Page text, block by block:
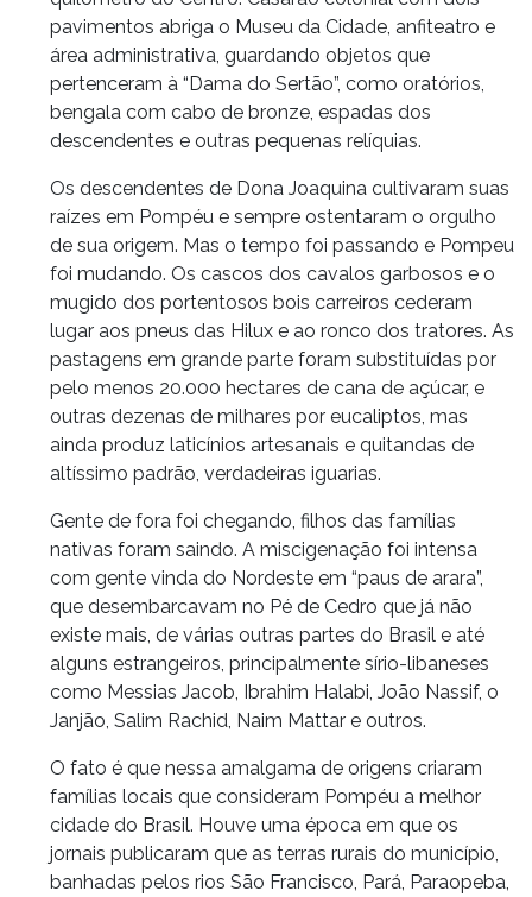
pavimentos abriga o Museu da Cidade, anfiteatro e
área administrativa, guardando objetos que
pertenceram à “Dama do Sertão”, como oratórios,
bengala com cabo de bronze, espadas dos
descendentes e outras pequenas relíquias.
Os descendentes de Dona Joaquina cultivaram suas
raízes em Pompéu e sempre ostentaram o orgulho
de sua origem. Mas o tempo foi passando e Pompeu
foi mudando. Os cascos dos cavalos garbosos e o
mugido dos portentosos bois carreiros cederam
lugar aos pneus das Hilux e ao ronco dos tratores. As
pastagens em grande parte foram substituídas por
pelo menos 20.000 hectares de cana de açúcar, e
outras dezenas de milhares por eucaliptos, mas
ainda produz laticínios artesanais e quitandas de
altíssimo padrão, verdadeiras iguarias.
Gente de fora foi chegando, filhos das famílias
nativas foram saindo. A miscigenação foi intensa
com gente vinda do Nordeste em “paus de arara”,
que desembarcavam no Pé de Cedro que já não
existe mais, de várias outras partes do Brasil e até
alguns estrangeiros, principalmente sírio-libaneses
como Messias Jacob, Ibrahim Halabi, João Nassif, o
Janjão, Salim Rachid, Naim Mattar e outros.
O fato é que nessa amalgama de origens criaram
famílias locais que consideram Pompéu a melhor
cidade do Brasil. Houve uma época em que os
jornais publicaram que as terras rurais do município,
banhadas pelos rios São Francisco, Pará, Paraopeba,